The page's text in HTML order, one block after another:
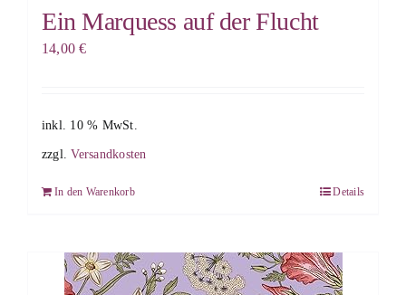
Ein Marquess auf der Flucht
14,00€
inkl. 10 % MwSt.
zzgl.Versandkosten
In den Warenkorb Details